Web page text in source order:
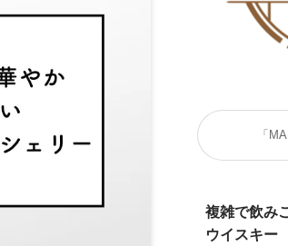
「
複雑で飲み
ウイスキー